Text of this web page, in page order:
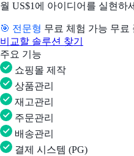
월 US$1에 아이디어를 실현하
🎯 전문형 무료 체험 가능 무료
비교할 솔루션 찾기
주요 기능
쇼핑몰 제작
상품관리
재고관리
주문관리
배송관리
결제 시스템 (PG)